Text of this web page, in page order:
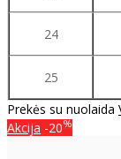
24
25
Prekės su nuolaida
Akcija -20%